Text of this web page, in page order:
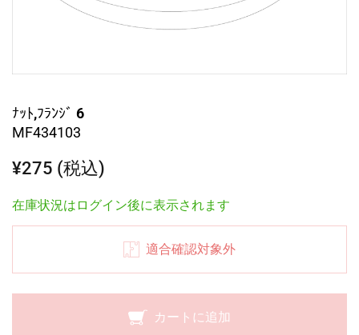
ﾅｯﾄ,ﾌﾗﾝｼﾞ 6
MF434103
¥275 (税込)
在庫状況はログイン後に表示されます
適合確認対象外
カートに追加